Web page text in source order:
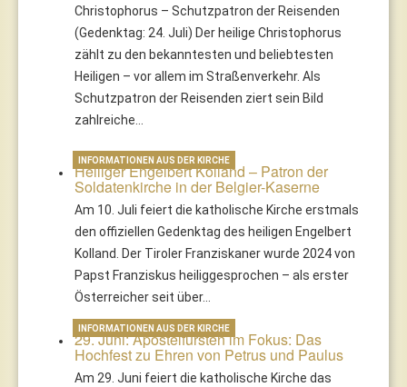
Christophorus – Schutzpatron der Reisenden
(Gedenktag: 24. Juli) Der heilige Christophorus
zählt zu den bekanntesten und beliebtesten
Heiligen – vor allem im Straßenverkehr. Als
Schutzpatron der Reisenden ziert sein Bild
zahlreiche…
Heiliger Engelbert Kolland – Patron der
Soldatenkirche in der Belgier-Kaserne
Am 10. Juli feiert die katholische Kirche erstmals
den offiziellen Gedenktag des heiligen Engelbert
Kolland. Der Tiroler Franziskaner wurde 2024 von
Papst Franziskus heiliggesprochen – als erster
Österreicher seit über…
INFORMATIONEN AUS DER KIRCHE
29. Juni: Apostelfürsten im Fokus: Das
Hochfest zu Ehren von Petrus und Paulus
Am 29. Juni feiert die katholische Kirche das
INFORMATIONEN AUS DER KIRCHE